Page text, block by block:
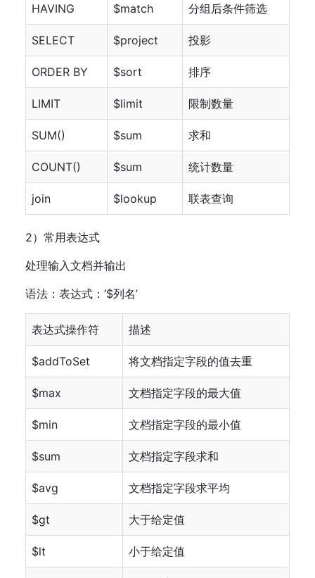
HAVING $match 分组后条件筛选
SELECT $project 投影
ORDER BY $sort 排序
LIMIT $limit 限制数量
SUM() $sum 求和
COUNT() $sum 统计数量
join $lookup 联表查询
2）常用表达式
处理输入文档并输出
语法：表达式：‘$列名’
表达式操作符 描述
$addToSet 将文档指定字段的值去重
$max 文档指定字段的最大值
$min 文档指定字段的最小值
$sum 文档指定字段求和
$avg 文档指定字段求平均
$gt 大于给定值
$lt 小于给定值